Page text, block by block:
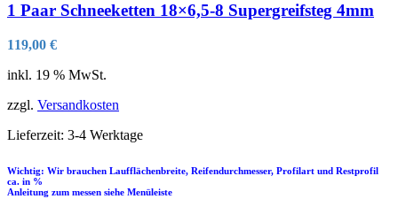
1 Paar Schneeketten 18×6,5-8 Supergreifsteg 4mm
119,00 €
inkl. 19 % MwSt.
zzgl. Versandkosten
Lieferzeit: 3-4 Werktage
Wichtig: Wir brauchen Laufflächenbreite, Reifendurchmesser, Profilart und Restprofil
ca. in %
Anleitung zum messen siehe Menüleiste